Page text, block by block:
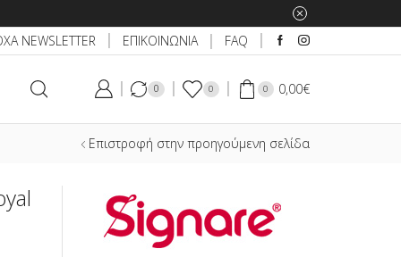
NEWSLETTER ΕΠΙΚΟΙΝΩΝΙΑ
FAQ
0 0 0 0,00€
Επιστροφή στην προηγούμενη σελίδα